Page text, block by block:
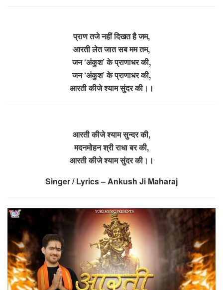
प्राण तजे नहीं दिखत है जम,
आरती लेत जात सब मम तम,
जन ‘अंकुश’ के प्राणाधर की,
जन ‘अंकुश’ के प्राणाधर की,
आरती कीजे श्याम सुंदर की।।
आरती कीजे श्याम सुन्दर की,
मदनमोहन श्री राधा बर की,
आरती कीजे श्याम सुंदर की।।
Singer / Lyrics – Ankush Ji Maharaj